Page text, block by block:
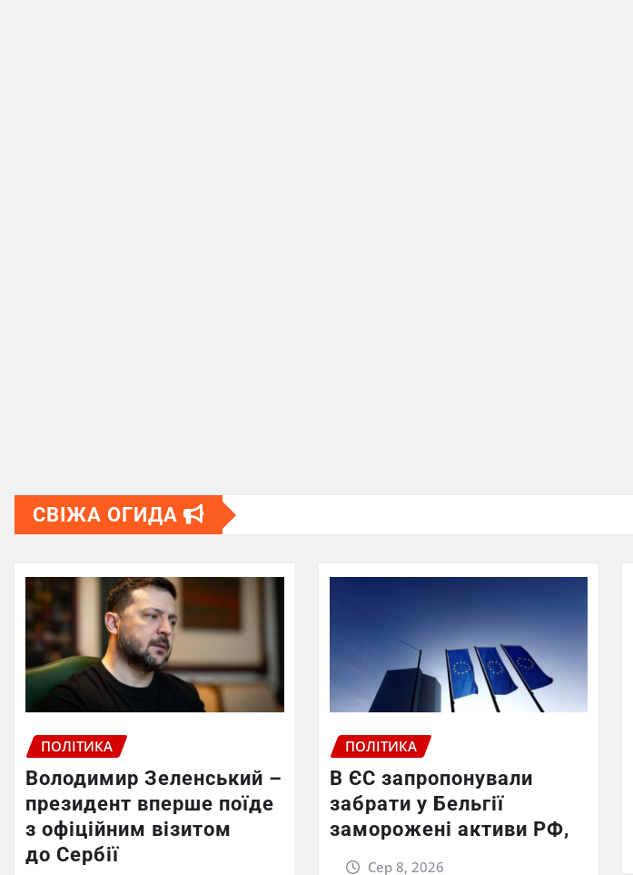
СВІЖА ОГИДА
ПОЛІТИКА
Володимир Зеленський –
президент вперше поїде
з офіційним візитом
до Сербії
ПОЛІТИКА
В ЄС запропонували
забрати у Бельгії
заморожені активи РФ,
Сер 8, 2026